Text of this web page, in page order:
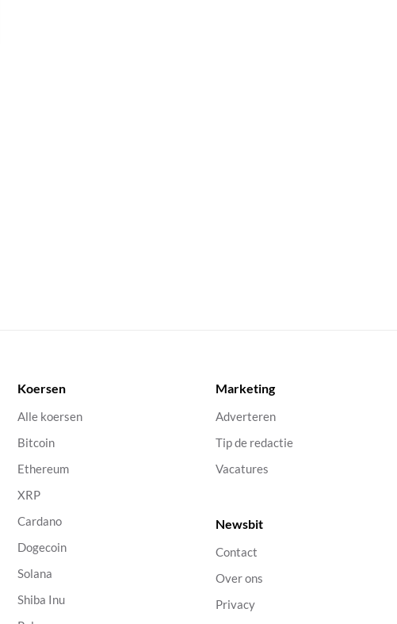
Koersen
Alle koersen
Bitcoin
Ethereum
XRP
Cardano
Dogecoin
Solana
Shiba Inu
Marketing
Adverteren
Tip de redactie
Vacatures
Newsbit
Contact
Over ons
Privacy